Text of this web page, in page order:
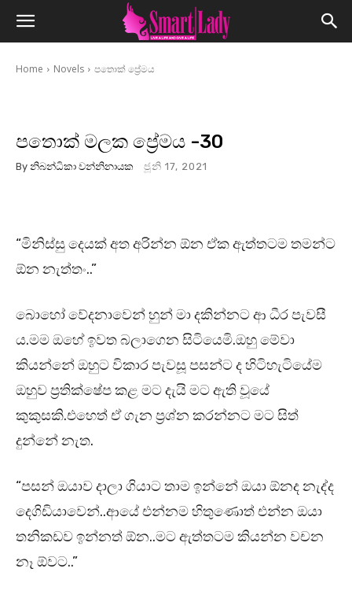
Home Novels පතොක් ප්‍රේමය
පතොක් මලක ප්‍රේමය -30
By නිබන්ධිකා වන්නිනායක ජූනි 17, 2021
“මිනිස්සු දෙයක් අත අරින්න ඕන ඒක ඇත්තටම තමන්ට
ඕන නැත්තං..”
බොහෝ වේදනාවෙන් හුන් මා දකින්නට ආ ධීර පැවසී
ය.මම ඔහේ ඉවත බලාගෙන සිටියෙමි.ඔහු මේවා
කියන්නේ ඔහුට විකාර පැවසූ පසන්ට ද හිටිහැටියේම
ඔහුව ප්‍රතික්ෂේප කළ මට දැයි මට ඇති වූයේ
කුකුසකි.එහෙත් ඒ ගැන ප්‍රශ්න කරන්නට මට සිත්
දුන්නේ නැත.
“පසන් ඔයාව දාලා ගියාට තාම ඉන්නේ ඔයා ඕනද නැද්ද
දෙගිඩියාවෙන්..ආයේ එන්නම හිතුණොත් එන්න ඔයා
තනිකඩව ඉන්නත් ඕන..මට ඇත්තටම කියන්න වචන
නෑ ඕවට..”